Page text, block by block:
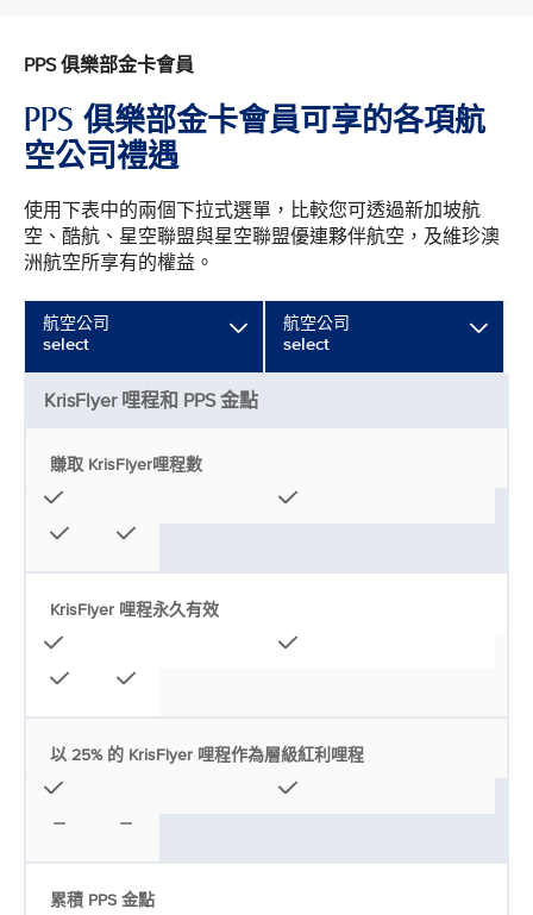
PPS 俱樂部金卡會員
PPS 俱樂部金卡會員可享的各項航
空公司禮遇
使用下表中的兩個下拉式選單，比較您可透過新加坡航
空、酷航、星空聯盟與星空聯盟優連夥伴航空，及維珍澳
洲航空所享有的權益。
航空公司
select
航空公司
select
KrisFlyer 哩程和 PPS 金點
賺取 KrisFlyer哩程數
KrisFlyer 哩程永久有效
以 25% 的 KrisFlyer 哩程作為層級紅利哩程
累積 PPS 金點